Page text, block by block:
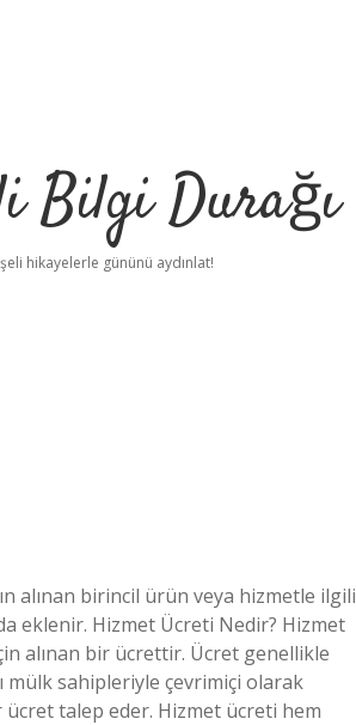
Bilgi Durağı
hikayelerle gününü aydınlat!
alınan birincil ürün veya hizmetle ilgili
eklenir. Hizmet Ücreti Nedir? Hizmet
alınan bir ücrettir. Ücret genellikle
mülk sahipleriyle çevrimiçi olarak
talep eder. Hizmet ücreti hem